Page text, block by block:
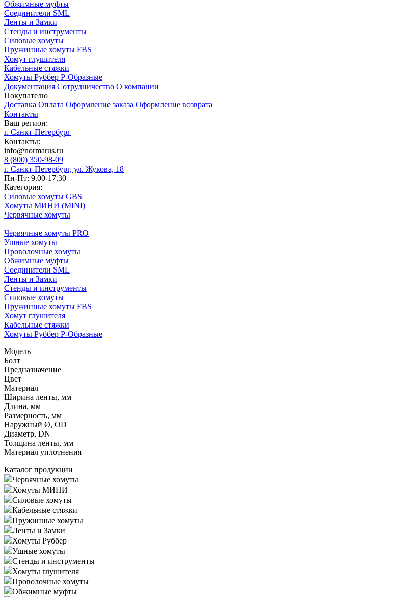
Обжимные муфты
Соединители SML
Ленты и Замки
Стенды и инструменты
Силовые хомуты
Пружинные хомуты FBS
Хомут глушителя
Кабельные стяжки
Хомуты Руббер Р-Образные
Документация Сотрудничество О компании
Покупателю
Доставка Оплата Оформление заказа Оформление возврата
Контакты
Ваш регион:
г. Санкт-Петербург
Контакты:
info@normarus.ru
8 (800) 350-98-09
г. Санкт-Петербург, ул. Жукова, 18
Пн-Пт: 9.00-17.30
Категория:
Силовые хомуты GBS
Хомуты МИНИ (MINI)
Червячные хомуты
Червячные хомуты PRO
Ушные хомуты
Проволочные хомуты
Обжимные муфты
Соединители SML
Ленты и Замки
Стенды и инструменты
Силовые хомуты
Пружинные хомуты FBS
Хомут глушителя
Кабельные стяжки
Хомуты Руббер Р-Образные
Модель
Болт
Предназначение
Цвет
Материал
Ширина ленты, мм
Длина, мм
Размерность, мм
Наружный Ø, OD
Диаметр, DN
Толщина ленты, мм
Материал уплотнения
Каталог продукции
Червячные хомуты
Хомуты МИНИ
Силовые хомуты
Кабельные стяжки
Пружинные хомуты
Ленты и Замки
Хомуты Руббер
Ушные хомуты
Стенды и инструменты
Хомуты глушителя
Проволочные хомуты
Обжимные муфты